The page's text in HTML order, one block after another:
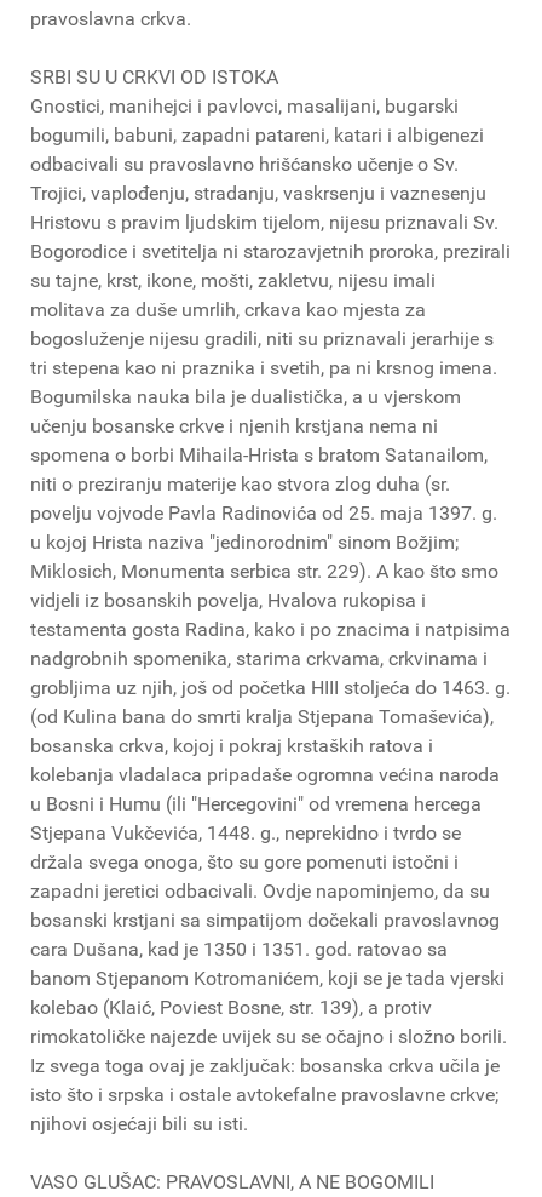
pravoslavna crkva.
SRBI SU U CRKVI OD ISTOKA
Gnostici, manihejci i pavlovci, masalijani, bugarski
bogumili, babuni, zapadni patareni, katari i albigenezi
odbacivali su pravoslavno hrišćansko učenje o Sv.
Trojici, vaplođenju, stradanju, vaskrsenju i vaznesenju
Hristovu s pravim ljudskim tijelom, nijesu priznavali Sv.
Bogorodice i svetitelja ni starozavjetnih proroka, prezirali
su tajne, krst, ikone, mošti, zakletvu, nijesu imali
molitava za duše umrlih, crkava kao mjesta za
bogosluženje nijesu gradili, niti su priznavali jerarhije s
tri stepena kao ni praznika i svetih, pa ni krsnog imena.
Bogumilska nauka bila je dualistička, a u vjerskom
učenju bosanske crkve i njenih krstjana nema ni
spomena o borbi Mihaila-Hrista s bratom Satanailom,
niti o preziranju materije kao stvora zlog duha (sr.
povelju vojvode Pavla Radinovića od 25. maja 1397. g.
u kojoj Hrista naziva "jedinorodnim" sinom Božjim;
Miklosich, Monumenta serbica str. 229). A kao što smo
vidjeli iz bosanskih povelja, Hvalova rukopisa i
testamenta gosta Radina, kako i po znacima i natpisima
nadgrobnih spomenika, starima crkvama, crkvinama i
grobljima uz njih, još od početka HIII stoljeća do 1463. g.
(od Kulina bana do smrti kralja Stjepana Tomaševića),
bosanska crkva, kojoj i pokraj krstaških ratova i
kolebanja vladalaca pripadaše ogromna većina naroda
u Bosni i Humu (ili "Hercegovini" od vremena hercega
Stjepana Vukčevića, 1448. g., neprekidno i tvrdo se
držala svega onoga, što su gore pomenuti istočni i
zapadni jeretici odbacivali. Ovdje napominjemo, da su
bosanski krstjani sa simpatijom dočekali pravoslavnog
cara Dušana, kad je 1350 i 1351. god. ratovao sa
banom Stjepanom Kotromanićem, koji se je tada vjerski
kolebao (Klaić, Poviest Bosne, str. 139), a protiv
rimokatoličke najezde uvijek su se očajno i složno borili.
Iz svega toga ovaj je zaključak: bosanska crkva učila je
isto što i srpska i ostale avtokefalne pravoslavne crkve;
njihovi osjećaji bili su isti.
VASO GLUŠAC: PRAVOSLAVNI, A NE BOGOMILI